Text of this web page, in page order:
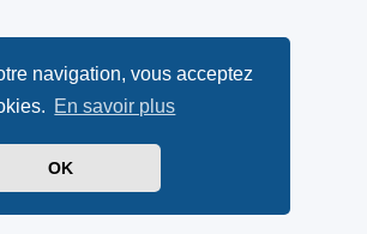
navigation, vous acceptez
En savoir plus
OK